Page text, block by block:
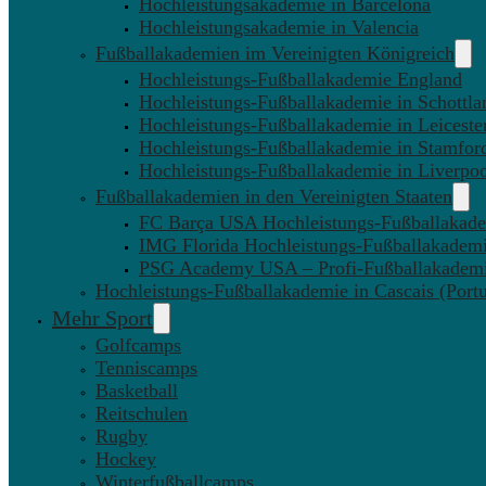
Hochleistungsakademie in Valencia
Fußballakademien im Vereinigten Königreich
Hochleistungs-Fußballakademie England
Hochleistungs-Fußballakademie in
Hochleistungs-Fußballakademie in
Hochleistungs-Fußballakademie in
Hochleistungs-Fußballakademie in
Fußballakademien in den Vereinigten Staaten
FC Barça USA Hochleistungs-
IMG Florida Hochleistungs-
PSG Academy USA – Profi-
Hochleistungs-Fußballakademie in Cascais
Mehr Sport
Golfcamps
Tenniscamps
Basketball
Reitschulen
Rugby
Hockey
Winterfußballcamps